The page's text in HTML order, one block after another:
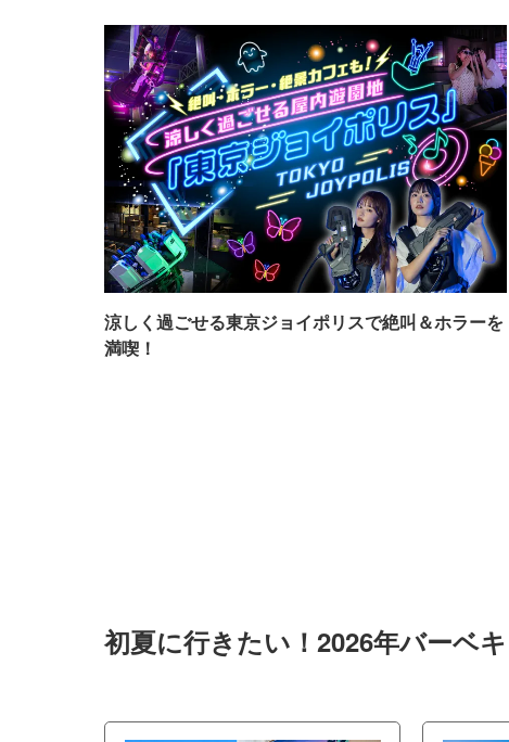
涼しく過ごせる東京ジョイポリスで絶叫＆ホラーを
満喫！
初夏に行きたい！2026年バーベ